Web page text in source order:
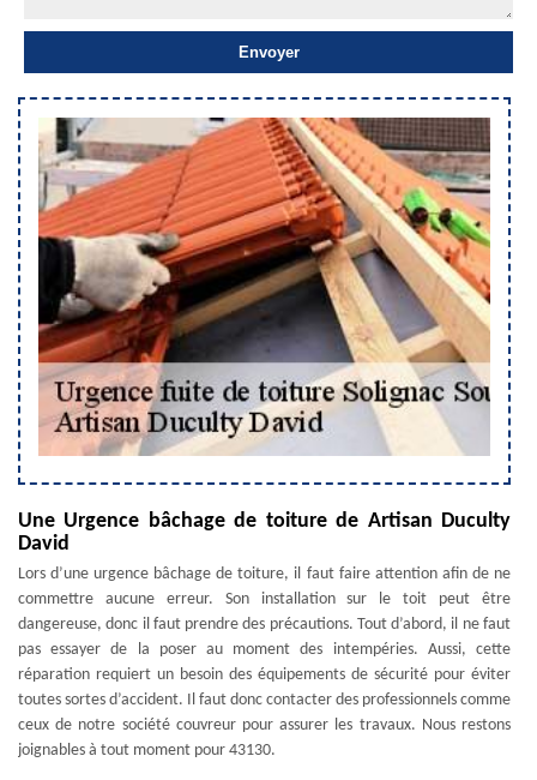
Une Urgence bâchage de toiture de Artisan Duculty
David
Lors d’une urgence bâchage de toiture, il faut faire attention afin de ne
commettre aucune erreur. Son installation sur le toit peut être
dangereuse, donc il faut prendre des précautions. Tout d’abord, il ne faut
pas essayer de la poser au moment des intempéries. Aussi, cette
réparation requiert un besoin des équipements de sécurité pour éviter
toutes sortes d’accident. Il faut donc contacter des professionnels comme
ceux de notre société couvreur pour assurer les travaux. Nous restons
joignables à tout moment pour 43130.